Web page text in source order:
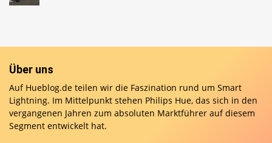
Über uns
Auf Hueblog.de teilen wir die Faszination rund um Smart
Lightning. Im Mittelpunkt stehen Philips Hue, das sich in den
vergangenen Jahren zum absoluten Marktführer auf diesem
Segment entwickelt hat.